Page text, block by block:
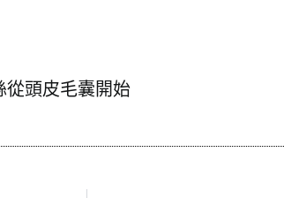
從頭皮毛囊開始